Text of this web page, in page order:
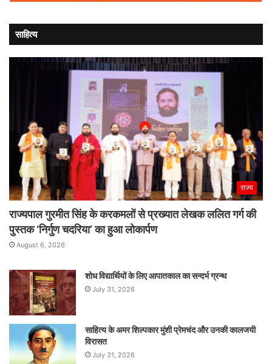
साहित्य
राज्य
राज्यपाल गुरमीत सिंह के करकमलों से प्रख्यात लेखक ललित गर्ग की
पुस्तक ‘निर्गुण चदरिया’ का हुआ लोकार्पण
August 6, 2026
शोध विद्यार्थियों के लिए आपातकाल का सन्दर्भ ग्रन्थ
July 31, 2026
साहित्य के अमर शिल्पकार मुंशी प्रेमचंद और उनकी कालजयी
विरासत
July 31, 2026